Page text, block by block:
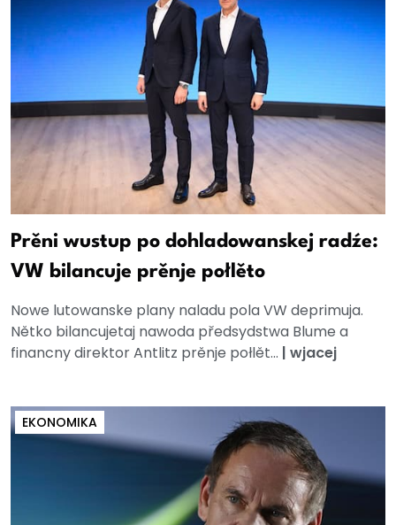
Prěni wustup po dohladowanskej radźe:
VW bilancuje prěnje połlěto
Nowe lutowanske plany naladu pola VW deprimuja.
Nětko bilancujetaj nawoda předsydstwa Blume a
financny direktor Antlitz prěnje połlět... | wjacej
EKONOMIKA